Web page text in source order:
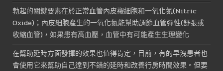
勃起的關鍵要素在於正常血管內皮襯細胞和一氧化氮(Nitric
Oxide)；內皮細胞產生的一氧化氮能幫助調節血管彈性(舒張或
收縮血管)，如果患有高血壓，血管中有可能產生生理變化
在幫助延時方面發揮的效果也值得肯定，目前，有的早洩患者也
會使用它來幫助自己達到不錯的延時和改善行房時間效果。但要